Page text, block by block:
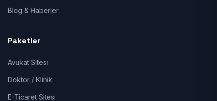
Blog & Haberler
Paketler
Avukat Sitesi
Doktor / Klinik
E-Ticaret Sitesi